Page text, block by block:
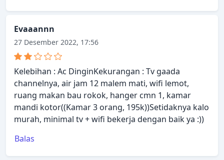
Evaaannn
27 Desember 2022, 17:56
Kelebihan : Ac DinginKekurangan : Tv gaada
channelnya, air jam 12 malem mati, wifi lemot,
ruang makan bau rokok, hanger cmn 1, kamar
mandi kotor((Kamar 3 orang, 195k))Setidaknya kalo
murah, minimal tv + wifi bekerja dengan baik ya :))
Balas